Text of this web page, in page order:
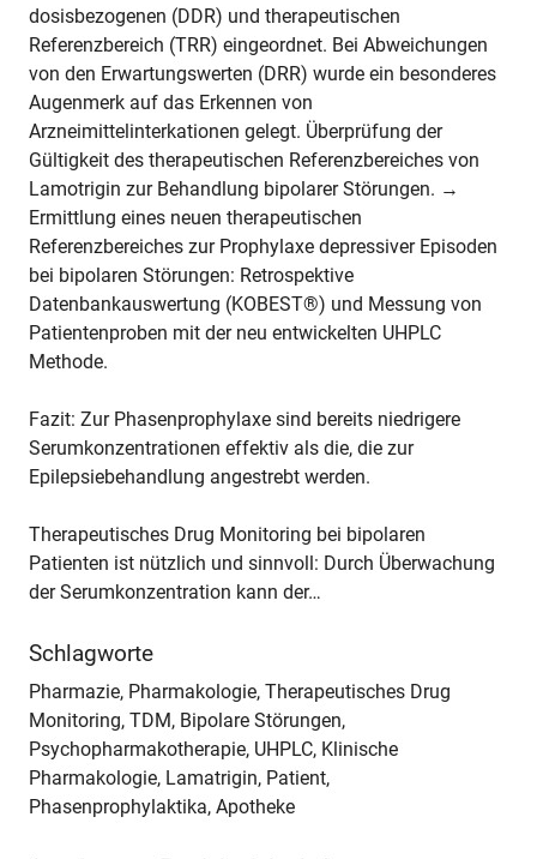
dosisbezogenen (DDR) und therapeutischen
Referenzbereich (TRR) eingeordnet. Bei Abweichungen
von den Erwartungswerten (DRR) wurde ein besonderes
Augenmerk auf das Erkennen von
Arzneimittelinterkationen gelegt. Überprüfung der
Gültigkeit des therapeutischen Referenzbereiches von
Lamotrigin zur Behandlung bipolarer Störungen. →
Ermittlung eines neuen therapeutischen
Referenzbereiches zur Prophylaxe depressiver Episoden
bei bipolaren Störungen: Retrospektive
Datenbankauswertung (KOBEST®) und Messung von
Patientenproben mit der neu entwickelten UHPLC
Methode.
Fazit: Zur Phasenprophylaxe sind bereits niedrigere
Serumkonzentrationen effektiv als die, die zur
Epilepsiebehandlung angestrebt werden.
Therapeutisches Drug Monitoring bei bipolaren
Patienten ist nützlich und sinnvoll: Durch Überwachung
der Serumkonzentration kann der…
Schlagworte
Pharmazie, Pharmakologie, Therapeutisches Drug
Monitoring, TDM, Bipolare Störungen,
Psychopharmakotherapie, UHPLC, Klinische
Pharmakologie, Lamatrigin, Patient,
Phasenprophylaktika, Apotheke